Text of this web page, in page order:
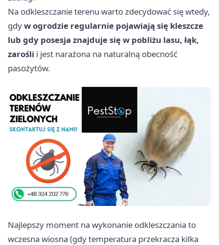
Na odkleszczanie terenu warto zdecydować się wtedy,
gdyw ogrodzie regularnie pojawiają się kleszcze
lub gdy posesja znajduje się w pobliżu lasu, łąk,
zarośli i jest narażona na naturalną obecność
pasożytów.
Najlepszy moment na wykonanie odkleszczania to
wczesna wiosna (gdy temperatura przekracza kilka